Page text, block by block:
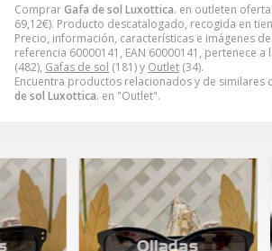
ComprarGafa de sol Luxottica. en outleten
69,12€). Producto descatalogado, recogida en
Precio, información, características e imágenes de
referencia 60000141, EAN 60000141, pertenece a
(482), Gafas de sol (181) y Outlet (34).
Encuentra productos relacionados y de similares
de sol Luxottica. en "Outlet".